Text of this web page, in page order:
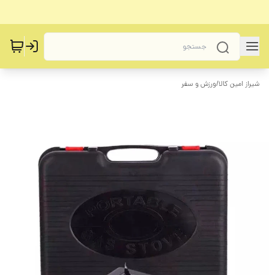
شیراز امین کالا/ورزش و سفر